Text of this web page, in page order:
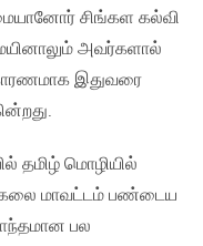
சிங்கள கல்வி
அவர்களால்
இதுவரை
தமிழ் மொழியில்
மாவட்டம் பண்டைய
பல